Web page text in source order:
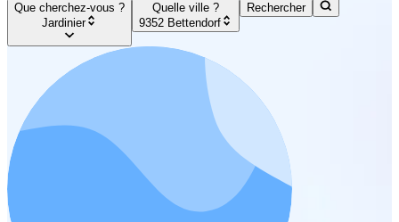
Que cherchez-vous ?
Jardinier
Quelle ville ?
9352 Bettendorf
Rechercher